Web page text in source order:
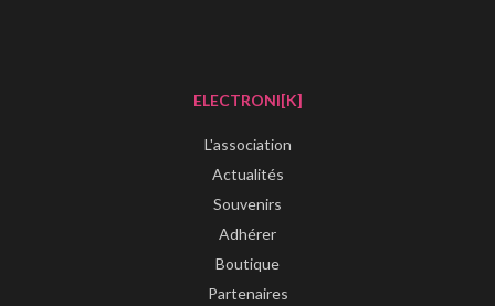
ELECTRONI[K]
L'association
Actualités
Souvenirs
Adhérer
Boutique
Partenaires